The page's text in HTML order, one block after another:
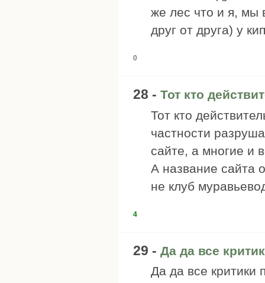
же лес что и я, мы
друг от друга) у
0
28 - Тот кто
Тот кто
частности
сайте, а многие и
А название сайта
не клуб
4
29 - Да да все
Да да все критики